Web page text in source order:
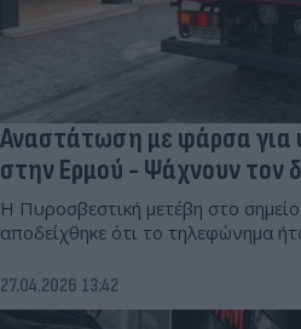
Αναστάτωση με φάρσα
στην Ερμού - Ψάχνουν τον
Η Πυροσβεστική μετέβη στο
αποδείχθηκε ότι το τηλεφώνημα
27.04.2026 13:42